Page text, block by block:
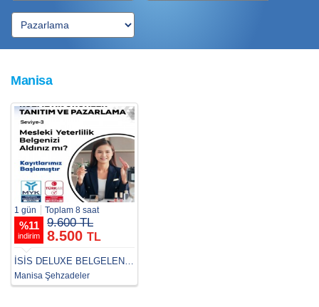
Manisa
1 gün Toplam 8 saat
%11
indirim
9.600 TL
8.500 TL
İSİS DELUXE BELGELENDİRME
Manisa Şehzadeler